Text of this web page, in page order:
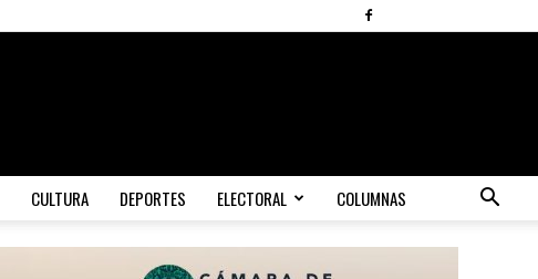
CULTURA DEPORTES ELECTORAL COLUMNAS